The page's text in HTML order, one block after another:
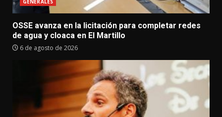
GENERALES
OSSE avanza en la licitación para completar redes
de agua y cloaca en El Martillo
6 de agosto de 2026